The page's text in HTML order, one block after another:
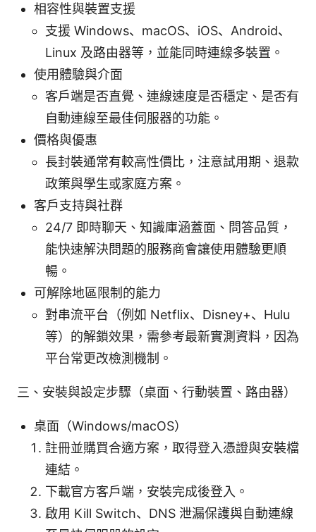
相容性與裝置支援
支援 Windows、macOS、iOS、Android、
Linux 及路由器等，並能同時連線多裝置。
使用體驗與介面
客戶端是否直覺、連線速度是否穩定、是否有
自動連線至最佳伺服器的功能。
價格與優惠
長封裝通常有較高性價比，注意試用期、退款
政策與學生或家庭方案。
客戶支持與社群
24/7 即時聊天、知識庫涵蓋面、問答品質，
能快速解決問題的服務商會讓使用體驗更順
暢。
可解除地區限制的能力
對串流平台（例如 Netflix、Disney+、Hulu
等）的解鎖效果，需參考最新實測資料，因為
平台常更改檢測機制。
三、安裝與設定步驟（桌面、行動裝置、路由器）
桌面（Windows/macOS）
註冊並購買合適方案，取得登入憑證與安裝檔
連結。
下載官方客戶端，安裝完成後登入。
啟用 Kill Switch、DNS 泄漏保護與自動連線